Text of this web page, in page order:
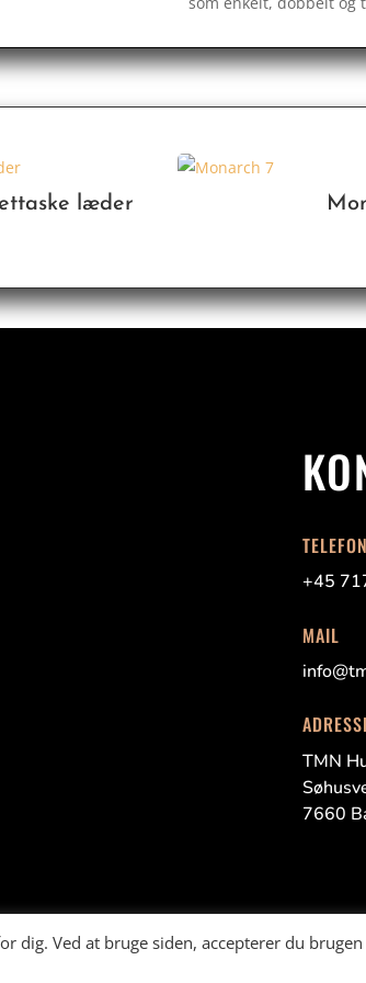
læder
TELEFON
+45
MAIL
TMN
7660
dig. Ved at bruge siden, accepterer du